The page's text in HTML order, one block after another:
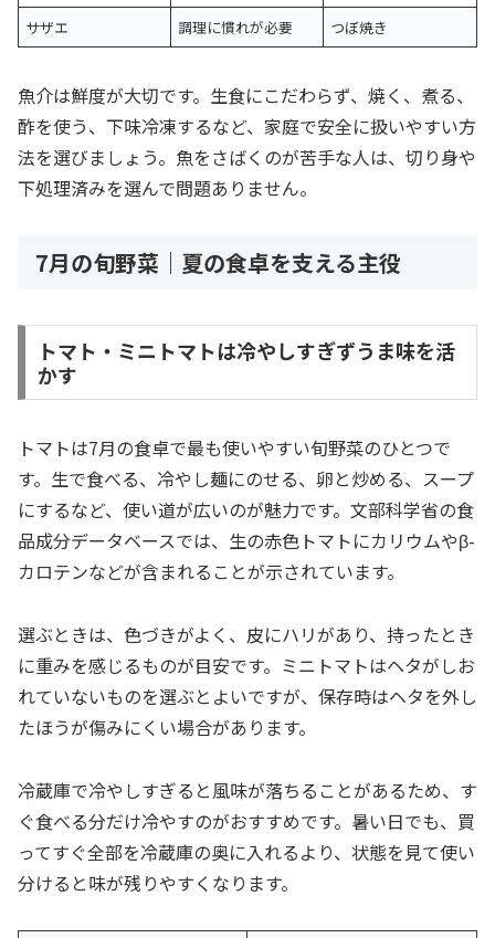
サザエ
調理に慣れが必要 つぼ焼き
魚介は鮮度が大切です。生食にこだわらず、焼く、煮る、
酢を使う、下味冷凍するなど、家庭で安全に扱いやすい方
法を選びましょう。魚をさばくのが苦手な人は、切り身や
下処理済みを選んで問題ありません。
7月の旬野菜｜夏の食卓を支える主役
トマト・ミニトマトは冷やしすぎずうま味を活
かす
トマトは7月の食卓で最も使いやすい旬野菜のひとつで
す。生で食べる、冷やし麺にのせる、卵と炒める、スープ
にするなど、使い道が広いのが魅力です。文部科学省の食
品成分データベースでは、生の赤色トマトにカリウムやβ-
カロテンなどが含まれることが示されています。
選ぶときは、色づきがよく、皮にハリがあり、持ったとき
に重みを感じるものが目安です。ミニトマトはヘタがしお
れていないものを選ぶとよいですが、保存時はヘタを外し
たほうが傷みにくい場合があります。
冷蔵庫で冷やしすぎると風味が落ちることがあるため、す
ぐ食べる分だけ冷やすのがおすすめです。暑い日でも、買
ってすぐ全部を冷蔵庫の奥に入れるより、状態を見て使い
分けると味が残りやすくなります。